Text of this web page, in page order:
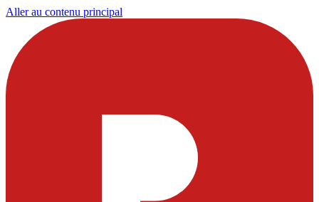
Aller au contenu principal